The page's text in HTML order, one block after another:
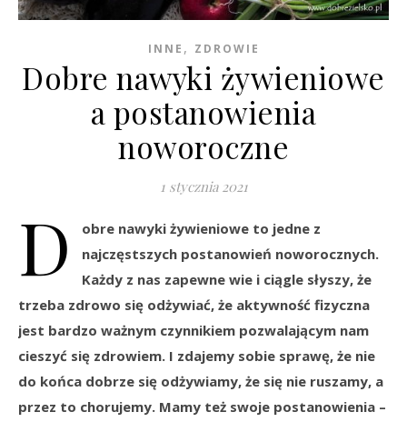
INNE , ZDROWIE
Dobre nawyki żywieniowe
a postanowienia
noworoczne
1 stycznia 2021
D
obre nawyki żywieniowe to jedne z
najczęstszych postanowień noworocznych.
Każdy z nas zapewne wie i ciągle słyszy, że
trzeba zdrowo się odżywiać, że aktywność fizyczna
jest bardzo ważnym czynnikiem pozwalającym nam
cieszyć się zdrowiem. I zdajemy sobie sprawę, że nie
do końca dobrze się odżywiamy, że się nie ruszamy, a
przez to chorujemy. Mamy też swoje postanowienia –